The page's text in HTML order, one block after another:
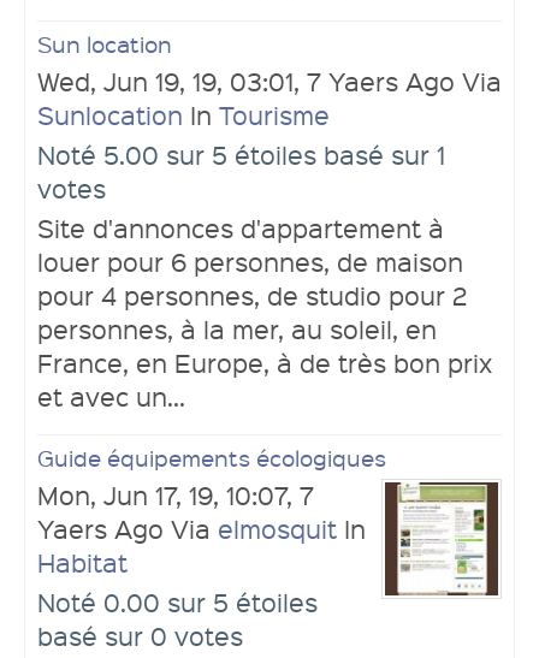
Sun location
Wed, Jun 19, 19, 03:01, 7 Yaers Ago Via
Sunlocation In Tourisme
Noté 5.00 sur 5 étoiles basé sur 1
votes
Site d'annonces d'appartement à
louer pour 6 personnes, de maison
pour 4 personnes, de studio pour 2
personnes, à la mer, au soleil, en
France, en Europe, à de très bon prix
et avec un...
Guide équipements écologiques
Mon, Jun 17, 19, 10:07, 7
Yaers Ago Via elmosquit In
Habitat
Noté 0.00 sur 5 étoiles
basé sur 0 votes